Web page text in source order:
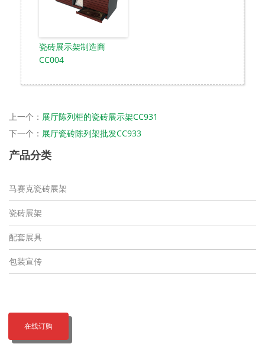
瓷砖展示架制造商
CC004
上一个： 展厅陈列柜的瓷砖展示架CC931
下一个： 展厅瓷砖陈列架批发CC933
产品分类
马赛克瓷砖展架
瓷砖展架
配套展具
包装宣传
在线订购